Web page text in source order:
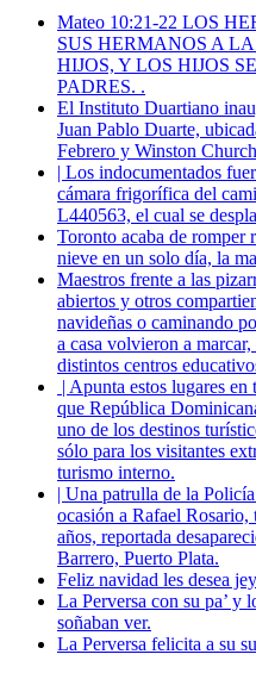
Mateo 10:21-22 LOS
SUS HERMANOS A
HIJOS, Y LOS HIJOS
PADRES. .
El Instituto Duartiano
Juan Pablo Duarte,
Febrero y Winston
| Los indocumentados
cámara frigorífica del
L440563, el cual se
Toronto acaba de romper
nieve en un solo día, la
Maestros frente a las
abiertos y otros
navideñas o caminando
a casa volvieron a
distintos centros
| Apunta estos lugares en
que República
uno de los destinos
sólo para los visitantes
turismo interno.
| Una patrulla de la
ocasión a Rafael
años, reportada
Barrero, Puerto Plata.
Feliz navidad les desea
La Perversa con su pa’ y
soñaban ver.
La Perversa felicita a su